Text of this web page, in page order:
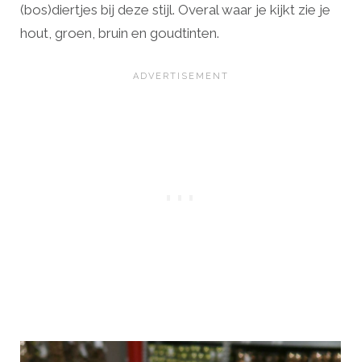
(bos)diertjes bij deze stijl. Overal waar je kijkt zie je
hout, groen, bruin en goudtinten.